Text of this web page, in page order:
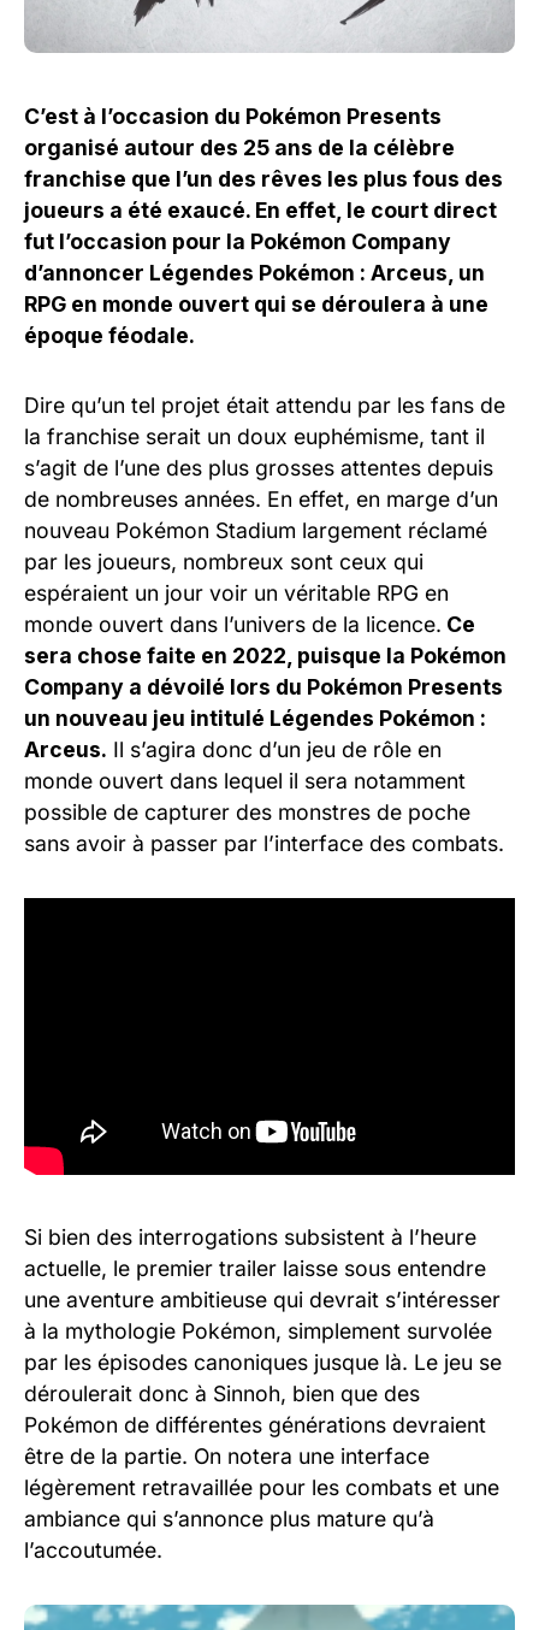
C’est à l’occasion du Pokémon Presents
organisé autour des 25 ans de la célèbre
franchise que l’un des rêves les plus fous des
joueurs a été exaucé. En effet, le court direct
fut l’occasion pour la Pokémon Company
d’annoncer Légendes Pokémon : Arceus, un
RPG en monde ouvert qui se déroulera à une
époque féodale.
Dire qu’un tel projet était attendu par les fans de
la franchise serait un doux euphémisme, tant il
s’agit de l’une des plus grosses attentes depuis
de nombreuses années. En effet, en marge d’un
nouveau Pokémon Stadium largement réclamé
par les joueurs, nombreux sont ceux qui
espéraient un jour voir un véritable RPG en
monde ouvert dans l’univers de la licence. Ce
sera chose faite en 2022, puisque la Pokémon
Company a dévoilé lors du Pokémon Presents
un nouveau jeu intitulé Légendes Pokémon :
Arceus. Il s’agira donc d’un jeu de rôle en
monde ouvert dans lequel il sera notamment
possible de capturer des monstres de poche
sans avoir à passer par l’interface des combats.
Si bien des interrogations subsistent à l’heure
actuelle, le premier trailer laisse sous entendre
une aventure ambitieuse qui devrait s’intéresser
à la mythologie Pokémon, simplement survolée
par les épisodes canoniques jusque là. Le jeu se
déroulerait donc à Sinnoh, bien que des
Pokémon de différentes générations devraient
être de la partie. On notera une interface
légèrement retravaillée pour les combats et une
ambiance qui s’annonce plus mature qu’à
l’accoutumée.